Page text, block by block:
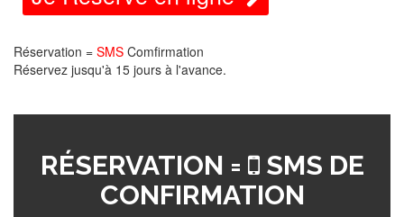
Réservation = SMS Comfirmation
Réservez jusqu'à 15 jours à l'avance.
RÉSERVATION =
SMS DE
CONFIRMATION